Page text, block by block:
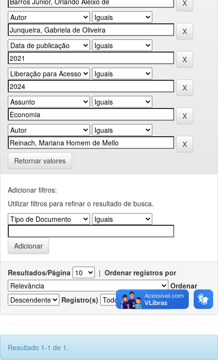
Retornar valores
Adicionar filtros:
Utilizar filtros para refinar o resultado de busca.
Resultados/Página | Ordenar registros por
Ordenar
Registro(s)
Resultado 1-1 de 1.